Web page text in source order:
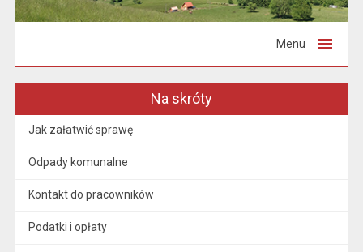
Menu
Na skróty
Jak załatwić sprawę
Odpady komunalne
Kontakt do pracowników
Podatki i opłaty